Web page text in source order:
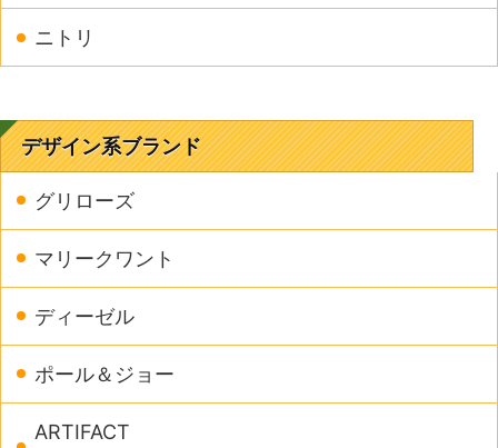
ニトリ
デザイン系ブランド
グリローズ
マリークワント
ディーゼル
ポール＆ジョー
ARTIFACT